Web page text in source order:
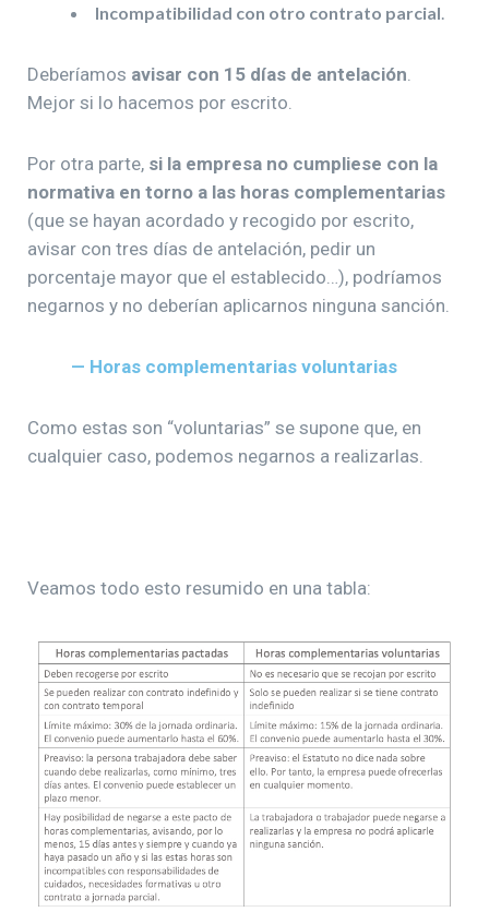
Incompatibilidad con otro contrato parcial
Deberíamos avisar con 15 días de antelación
Mejor si lo hacemos por escrito.
Por otra parte, si la empresa no cumpliese con la
normativa en torno a las horas complementarias
(que se hayan acordado y recogido por escrito,
avisar con tres días de antelación, pedir un
porcentaje mayor que el establecido…), podríamos
negarnos y no deberían aplicarnos ninguna sanción.
— Horas complementarias voluntarias
Como estas son “voluntarias” se supone que, en
cualquier caso, podemos negarnos a realizarlas.
Veamos todo esto resumido en una tabla: